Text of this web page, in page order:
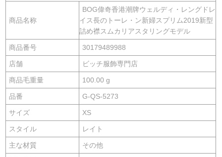
商品名称
BOG偉奇香港潮牌ウェルディ・レングドレ
イス長のトーレ・ン新婦スプリム2019新型
詰め襟スムカリアスタリングモデル
商品番号 30179489988
店舗 ビッチ服飾専門店
商品毛重量 100.00 g
品番 G-QS-5273
サイズ XS
スタイル レイト
主な材質 その他